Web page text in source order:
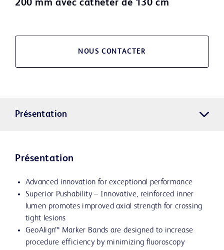
200 mm avec cathéter de 130 cm
NOUS CONTACTER
Présentation
Présentation
Advanced innovation for exceptional performance
Superior Pushability – Innovative, reinforced inner
lumen promotes improved axial strength for crossing
tight lesions
GeoAlign™ Marker Bands are designed to increase
procedure efficiency by minimizing fluoroscopy